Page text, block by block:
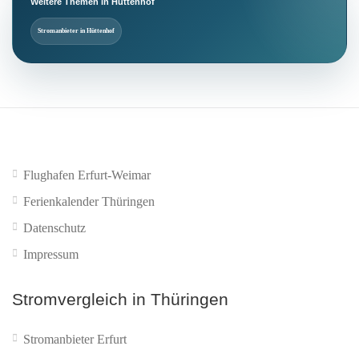
Weitere Themen in Hüttenhof
Stromanbieter in Hüttenhof
Flughafen Erfurt-Weimar
Ferienkalender Thüringen
Datenschutz
Impressum
Stromvergleich in Thüringen
Stromanbieter Erfurt